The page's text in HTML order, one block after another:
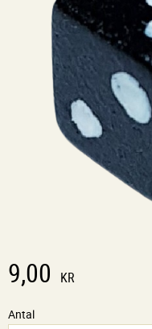
9,00 KR
Antal